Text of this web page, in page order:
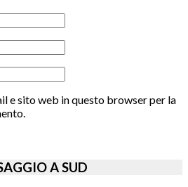
e sito web in questo browser per la
A SUD